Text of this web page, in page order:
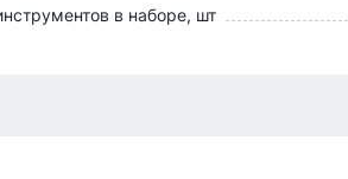
в наборе, шт